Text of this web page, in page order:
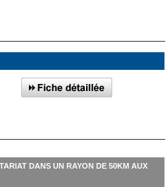
DANS UN RAYON DE 50KM AUX